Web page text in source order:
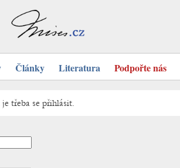
Články Literatura Podpořte nás
třeba se přihlásit.